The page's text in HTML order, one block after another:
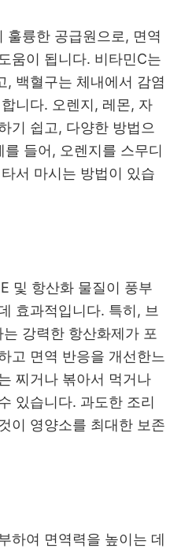
훌륭한 공급원으로, 면역
움이 됩니다. 비타민C는
, 백혈구는 체내에서 감염
니다. 오렌지, 레몬, 자
기 쉽고, 다양한 방법으
들어, 오렌지를 스무디
서 마시는 방법이 있습
및 항산화 물질이 풍부
효과적입니다. 특히, 브
강력한 항산화제가 포
고 면역 반응을 개선한느
찌거나 볶아서 먹거나
있습니다. 과도한 조리
이 영양소를 최대한 보존
하여 면역력을 높이는 데